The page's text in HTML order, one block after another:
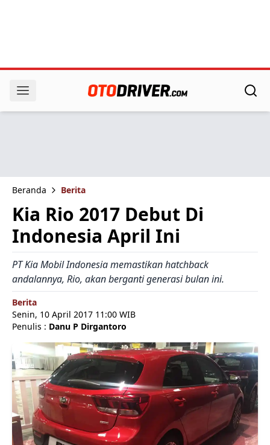
Beranda Berita
Kia Rio 2017 Debut Di
Indonesia April Ini
PT Kia Mobil Indonesia memastikan hatchback
andalannya, Rio, akan berganti generasi bulan ini.
Berita
Senin, 10 April 2017 11:00 WIB
Penulis : Danu P Dirgantoro